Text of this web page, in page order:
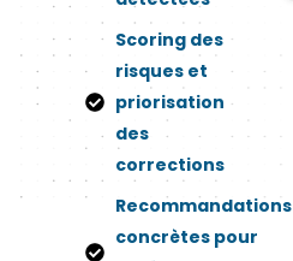
Scoring des
risques et
priorisation
des
corrections
Recommandations
concrètes pour